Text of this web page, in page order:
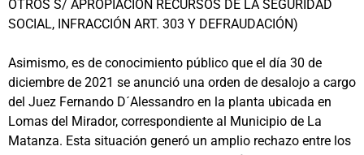
OTROS S/ APROPIACIÓN RECURSOS DE LA SEGURIDAD
SOCIAL, INFRACCIÓN ART. 303 Y DEFRAUDACIÓN)
Asimismo, es de conocimiento público que el día 30 de
diciembre de 2021 se anunció una orden de desalojo a cargo
del Juez Fernando D´Alessandro en la planta ubicada en
Lomas del Mirador, correspondiente al Municipio de La
Matanza. Esta situación generó un amplio rechazo entre los